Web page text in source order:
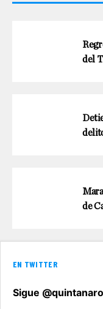
del
de
EN TWITTER
Sigue